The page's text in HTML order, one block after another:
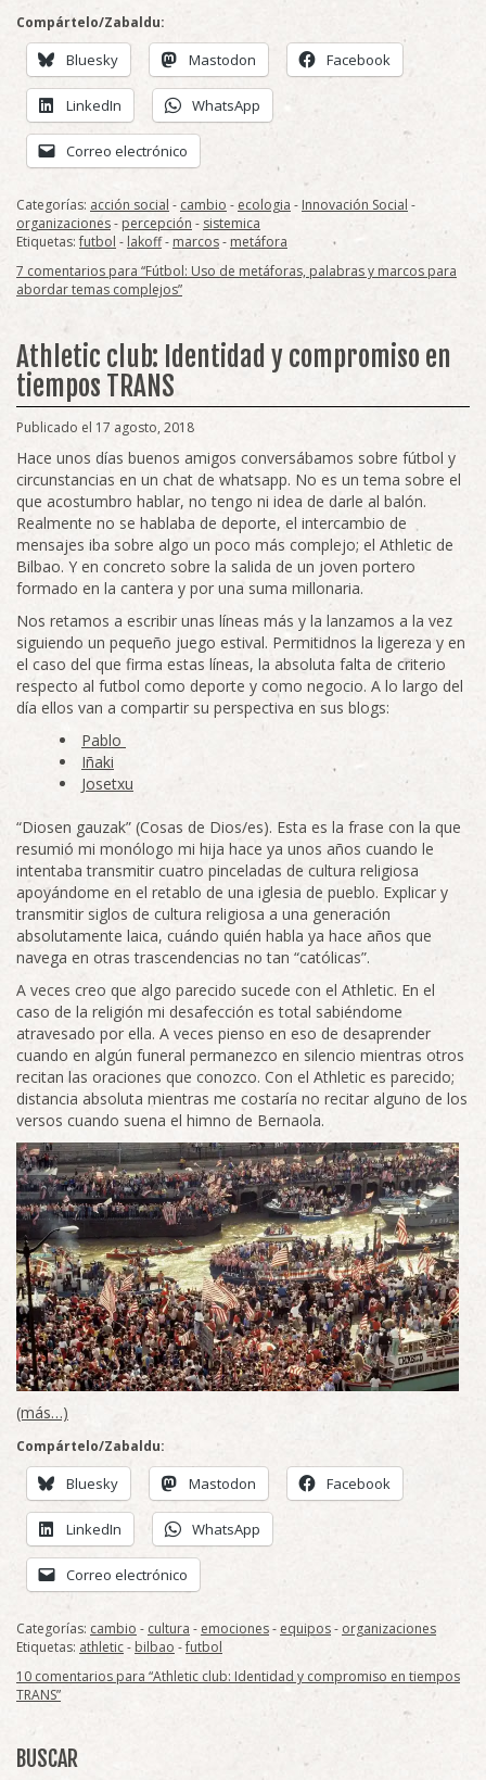
Compártelo/Zabaldu:
Bluesky Mastodon Facebook
LinkedIn WhatsApp
Correo electrónico
Categorías: acción social - cambio - ecologia - Innovación Social -
organizaciones- percepción - sistemica
Etiquetas:futbol - lakoff- marcos- metáfora
7 comentarios para “Fútbol: Uso de metáforas, palabras y marcos para
abordar temas complejos”
Athletic club: Identidad y compromiso en
tiempos TRANS
Publicado el 17 agosto, 2018
Hace unos días buenos amigos conversábamos sobre fútbol y
circunstancias en un chat de whatsapp. No es un tema sobre el
que acostumbro hablar, no tengo ni idea de darle al balón.
Realmente no se hablaba de deporte, el intercambio de
mensajes iba sobre algo un poco más complejo; el Athletic de
Bilbao. Y en concreto sobre la salida de un joven portero
formado en la cantera y por una suma millonaria.
Nos retamos a escribir unas líneas más y la lanzamos a la vez
siguiendo un pequeño juego estival. Permitidnos la ligereza y en
el caso del que firma estas líneas, la absoluta falta de criterio
respecto al futbol como deporte y como negocio. A lo largo del
día ellos van a compartir su perspectiva en sus blogs:
Pablo
Iñaki
Josetxu
“Diosen gauzak” (Cosas de Dios/es). Esta es la frase con la que
resumió mi monólogo mi hija hace ya unos años cuando le
intentaba transmitir cuatro pinceladas de cultura religiosa
apoyándome en el retablo de una iglesia de pueblo. Explicar y
transmitir siglos de cultura religiosa a una generación
absolutamente laica, cuándo quién habla ya hace años que
navega en otras trascendencias no tan “católicas”.
A veces creo que algo parecido sucede con el Athletic. En el
caso de la religión mi desafección es total sabiéndome
atravesado por ella. A veces pienso en eso de desaprender
cuando en algún funeral permanezco en silencio mientras otros
recitan las oraciones que conozco. Con el Athletic es parecido;
distancia absoluta mientras me costaría no recitar alguno de los
versos cuando suena el himno de Bernaola.
(más…)
Compártelo/Zabaldu:
Bluesky Mastodon Facebook
LinkedIn WhatsApp
Correo electrónico
Categorías: cambio - cultura - emociones- equipos- organizaciones
Etiquetas: athletic- bilbao -futbol
10 comentarios para “Athletic club: Identidad y compromiso en tiempos
TRANS”
BUSCAR